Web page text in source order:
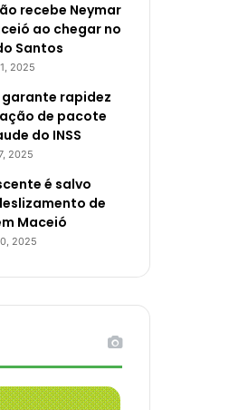
recebe Neymar
ao chegar no
Santos
2025
rapidez
de pacote
do INSS
2025
é salvo
de
Maceió
2025